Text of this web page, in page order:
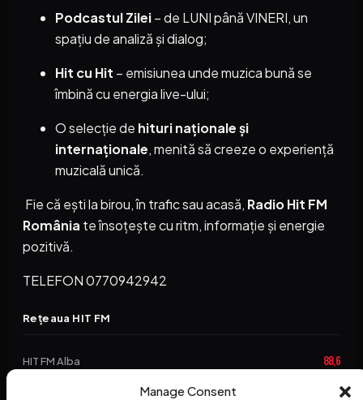
Manage Consent
Podcastul Zilei– de LUNI până VINERI, un
spațiu de analiză și dialog;
Hit cu Hit – emisiunea unde muzica bună se
îmbină cu energia live-ului;
O selecție de hituri naționale și
internaționale, menită să creeze o experiență
muzicală unică.
Fie că ești la birou, în trafic sau acasă, Radio Hit FM
România te însoțește cu ritm, informație și energie
pozitivă.
TELEFON 0770942942
Rețeaua HIT FM
HIT FM Alba 88,6
94,2